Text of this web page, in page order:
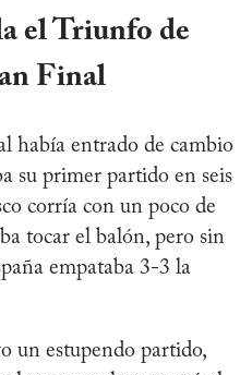
el Triunfo de
Final
había entrado de cambio
su primer partido en seis
corría con un poco de
tocar el balón, pero sin
empataba 3-3 la
un estupendo partido,